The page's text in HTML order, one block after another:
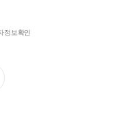
정보확인